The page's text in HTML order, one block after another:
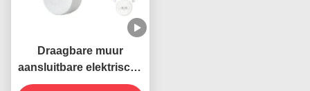
Draagbare muur
aansluitbare elektrische
395 NM UV muggen